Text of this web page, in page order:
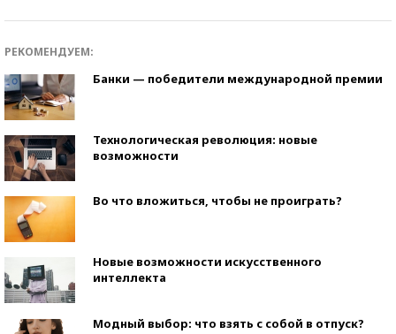
РЕКОМЕНДУЕМ:
Банки — победители международной премии
Технологическая революция: новые
возможности
Во что вложиться, чтобы не проиграть?
Новые возможности искусственного
интеллекта
Модный выбор: что взять с собой в отпуск?